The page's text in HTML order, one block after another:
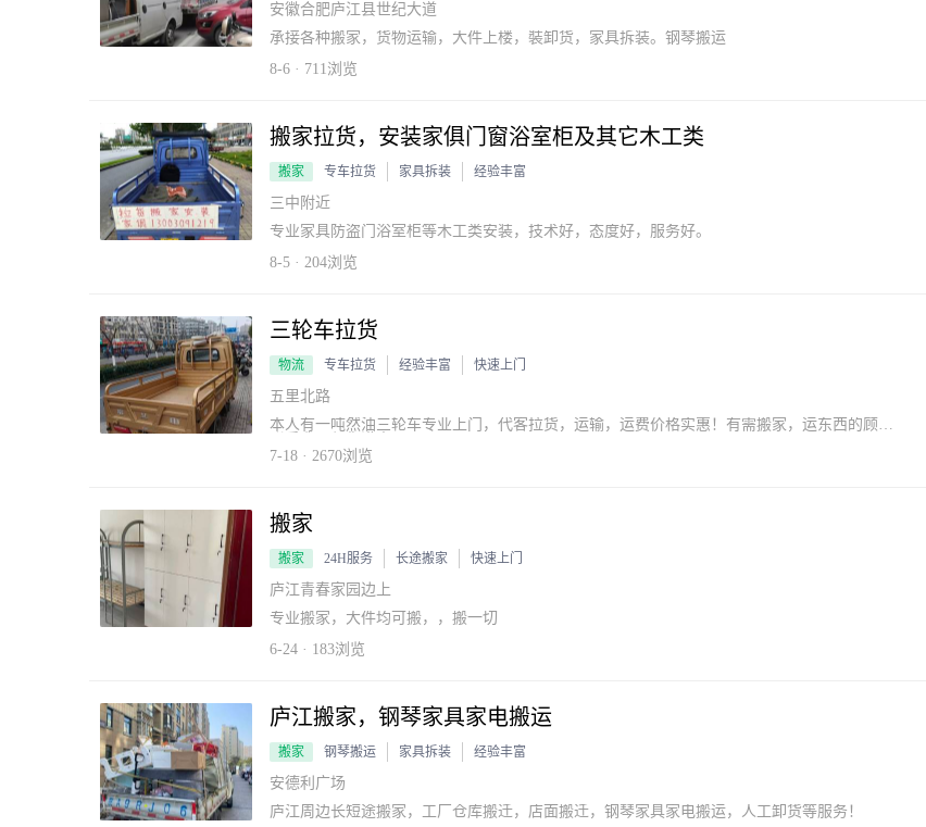
安徽合肥庐江县世纪大道
承接各种搬家，货物运输，大件上楼，裝卸货，家具拆装。钢琴搬运
8-6 · 711浏览
搬家拉货，安装家俱门窗浴室柜及其它木工类
搬家 专车拉货 家具拆装 经验丰富
三中附近
专业家具防盗门浴室柜等木工类安装，技术好，态度好，服务好。
8-5 · 204浏览
三轮车拉货
物流 专车拉货 经验丰富 快速上门
五里北路
本人有一吨然油三轮车专业上门，代客拉货，运输，运费价格实惠！有需搬家，运东西的顾客
7-18 · 2670浏览
搬家
搬家 24H服务 长途搬家 快速上门
庐江青春家园边上
专业搬家，大件均可搬，，搬一切
6-24 · 183浏览
庐江搬家，钢琴家具家电搬运
搬家 钢琴搬运 家具拆装 经验丰富
安德利广场
庐江周边长短途搬家，工厂仓库搬迁，店面搬迁，钢琴家具家电搬运，人工卸货等服务！